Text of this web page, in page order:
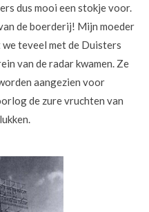
dus mooi een stokje voor.
de boerderij! Mijn moeder
teveel met de Duisters
van de radar kwamen. Ze
aangezien voor
de zure vruchten van